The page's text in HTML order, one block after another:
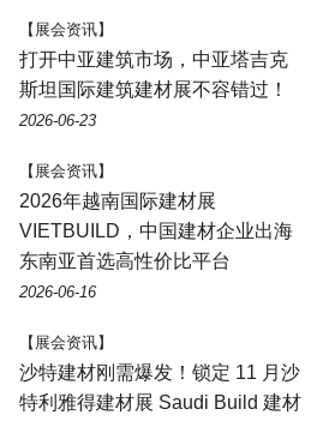
【展会资讯】
打开中亚建筑市场，中亚塔吉克
斯坦国际建筑建材展不容错过！
2026-06-23
【展会资讯】
2026年越南国际建材展
VIETBUILD，中国建材企业出海
东南亚首选高性价比平台
2026-06-16
【展会资讯】
沙特建材刚需爆发！锁定 11 月沙
特利雅得建材展 Saudi Build 建材